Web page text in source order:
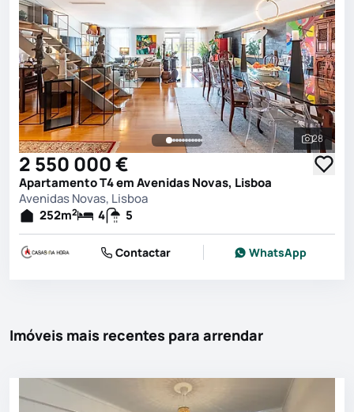
Ver
28
2 550 000 €
Apartamento T4 em Avenidas Novas, Lisboa
Avenidas Novas, Lisboa
252m2 4 5
Contactar WhatsApp
Imóveis mais recentes para arrendar